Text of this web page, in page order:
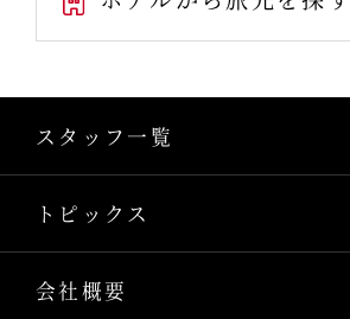
スタッフ一覧
トピックス
会社概要